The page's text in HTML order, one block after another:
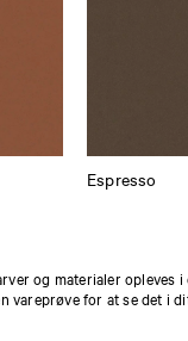
Espresso
og materialer opleves i
vareprøve for at se det i